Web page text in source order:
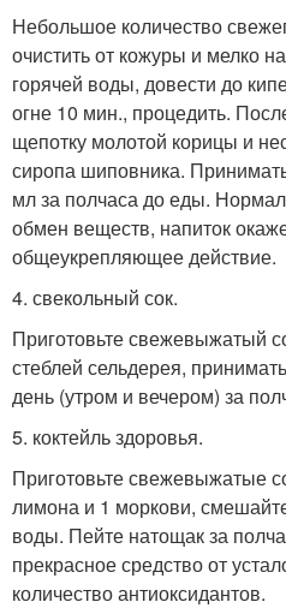
Небольшое количество
очистить от кожуры и мелко
горячей воды, довести до
огне 10 мин., процедить.
щепотку молотой корицы и
сиропа шиповника.
мл за полчаса до еды.
обмен веществ, напиток
общеукрепляющее действие.
4. свекольный сок.
Приготовьте свежевыжатый
стеблей сельдерея,
день (утром и вечером) за
5. коктейль здоровья.
Приготовьте свежевыжатые
лимона и 1 моркови,
воды. Пейте натощак за
прекрасное средство от
количество антиоксидантов.